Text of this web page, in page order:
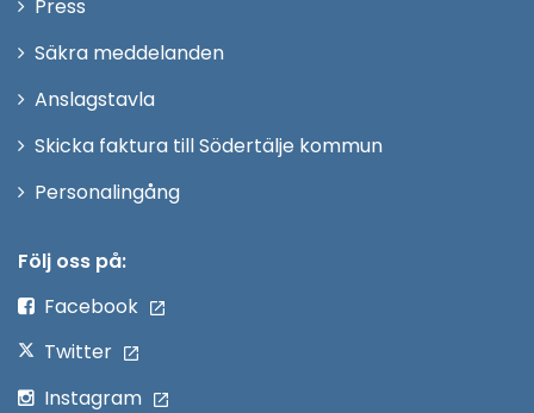
Press
fönster
Säkra meddelanden
Anslagstavla
Skicka faktura till Södertälje kommun
PersonalingångÖppna
Följ oss på:
Facebook
Twitter
Instagram